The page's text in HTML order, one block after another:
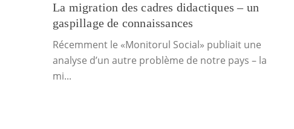
La migration des cadres didactiques – un
gaspillage de connaissances
Récemment le «Monitorul Social» publiait une
analyse d’un autre problème de notre pays – la
mi...